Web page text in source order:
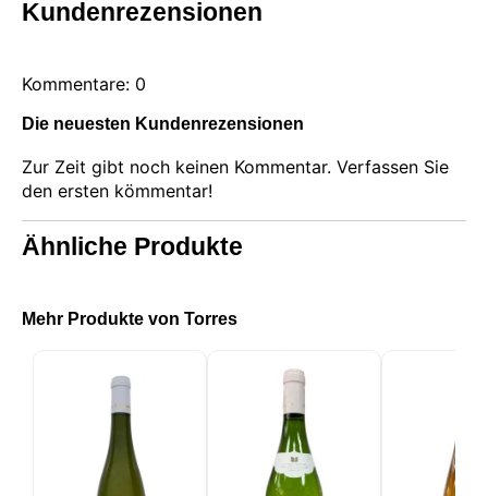
Kundenrezensionen
Kommentare: 0
Die neuesten Kundenrezensionen
Zur Zeit gibt noch keinen Kommentar. Verfassen Sie
den ersten kömmentar!
Ähnliche Produkte
Mehr Produkte von Torres